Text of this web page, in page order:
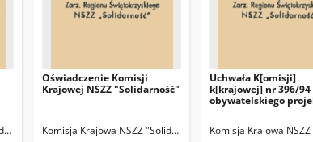
Oświadczenie Komisji
Krajowej NSZZ "Solidarność"
Komisja Krajowa NSZZ "Solidarność"
Uchwała K[omisji]
k[krajowej] nr 396/94
obywatelskiego
przez NSZZ
Komisja Krajowa NSZZ